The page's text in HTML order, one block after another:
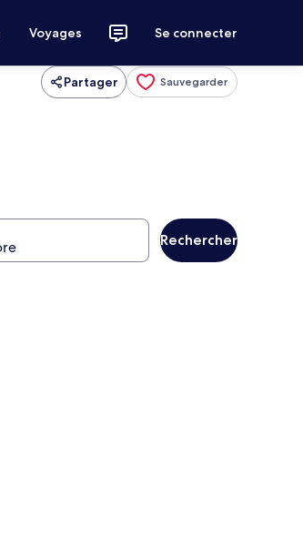
Voyages Se connecter
Partager Sauvegarder
Rechercher